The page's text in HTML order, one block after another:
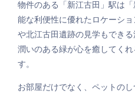
物件のある「新江古田」駅は
能な利便性に優れたロケーシ
や北江古田遺跡の見学もでき
潤いのある緑が心を癒してく
す。
お部屋だけでなく、ペットの